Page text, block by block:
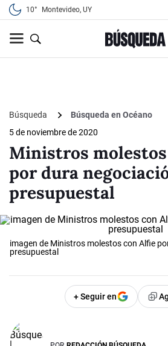
10° Montevideo, UY
Búsqueda
Búsqueda en Océano
5 de noviembre de 2020
Ministros
por dura
presupuestal
imagen de Ministros molestos con Alfie
presupuestal
+ Seguir en